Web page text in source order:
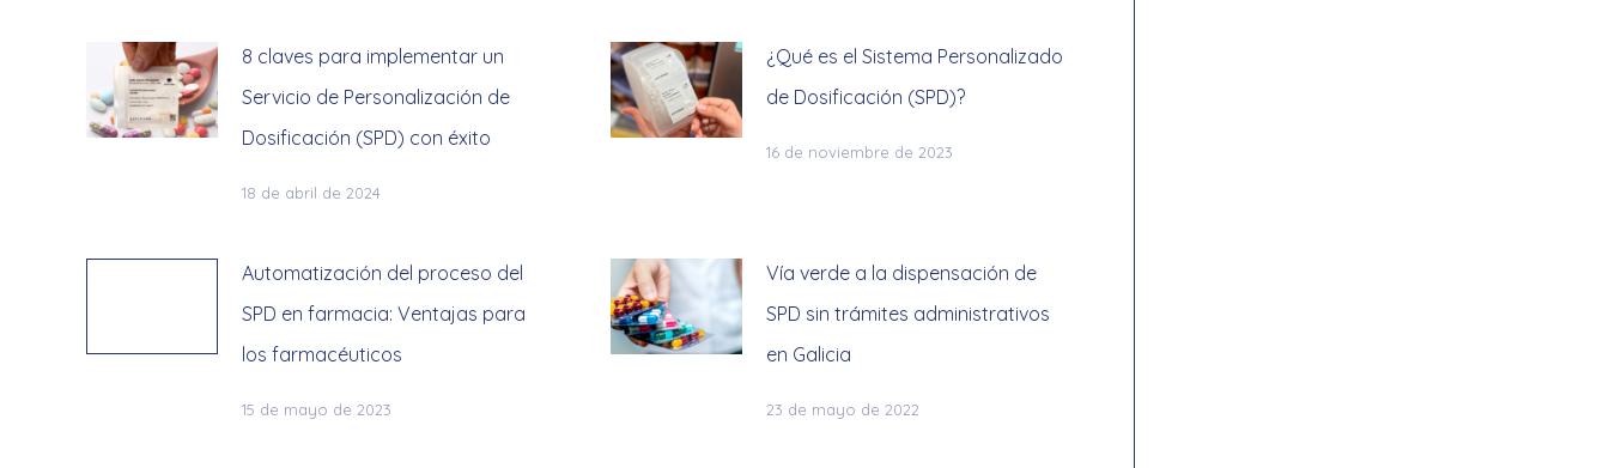
8 claves para implementar un
Servicio de Personalización de
Dosificación (SPD) con éxito
18 de abril de 2024
¿Qué es el Sistema Personalizado
de Dosificación (SPD)?
16 de noviembre de 2023
Automatización del proceso del
SPD en farmacia: Ventajas para
los farmacéuticos
15 de mayo de 2023
Vía verde a la dispensación de
SPD sin trámites administrativos
en Galicia
23 de mayo de 2022